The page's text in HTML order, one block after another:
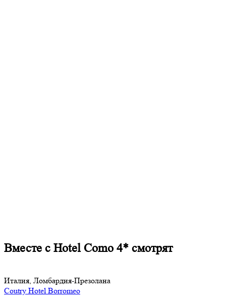
Вместе с Hotel Como 4* смотрят
Италия, Ломбардия-Презолана
Coutry Hotel Borromeo